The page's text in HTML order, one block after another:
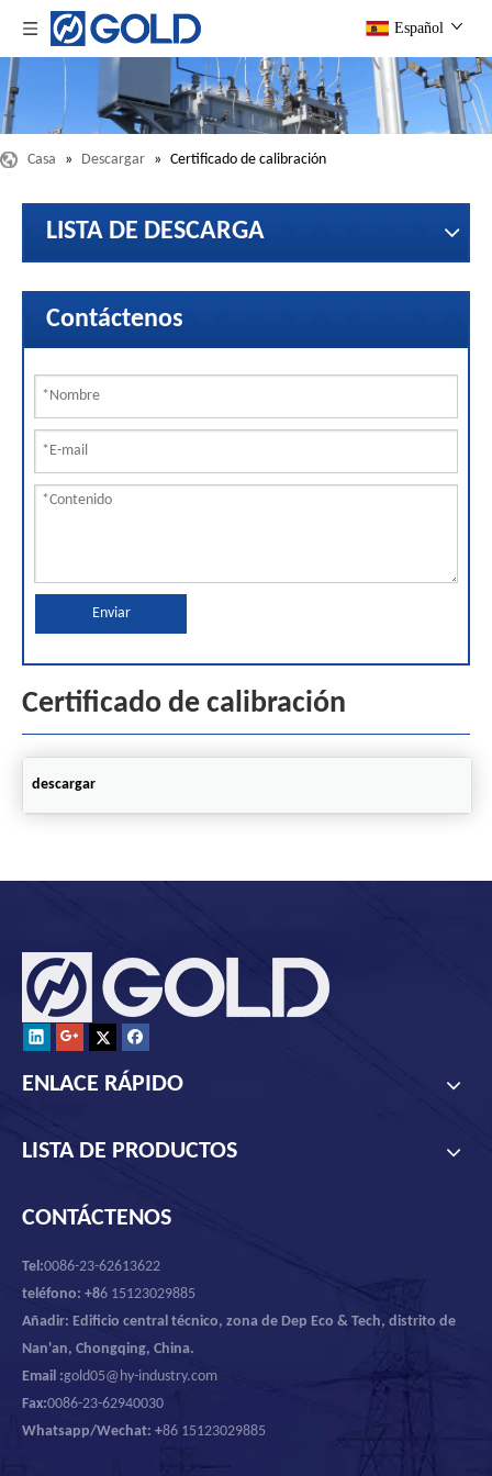
Español
Casa » Descargar » Certificado de calibración
LISTA DE DESCARGA
Contáctenos
Enviar
Certificado de calibración
descargar
ENLACE RÁPIDO
LISTA DE PRODUCTOS
CONTÁCTENOS
Tel:0086-23-62613622
teléfono: +86 15123029885
Añadir: Edificio central técnico, zona de Dep Eco & Tech, distrito de
Nan'an, Chongqing, China.
Email :gold05@hy-industry.com
Fax:0086-23-62940030
Whatsapp/Wechat: +86 15123029885